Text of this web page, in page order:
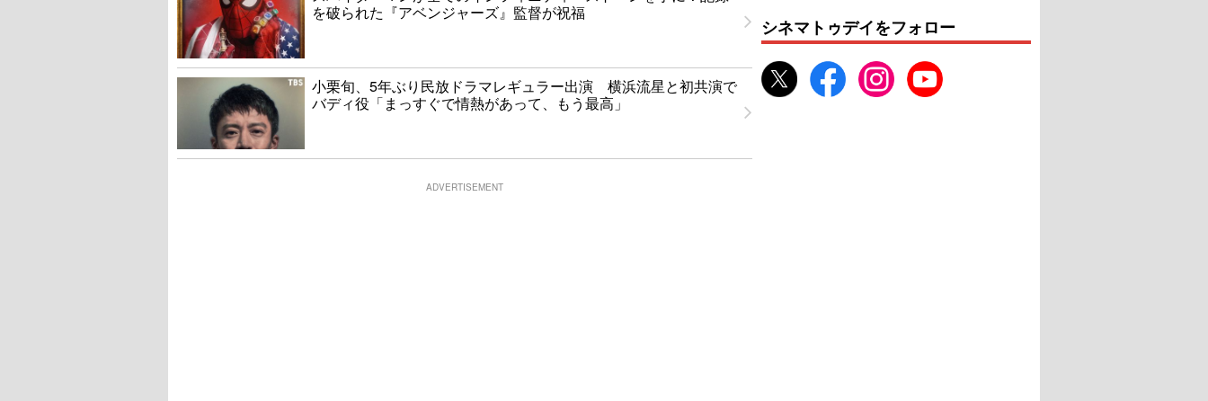
を破られた『アベンジャーズ』監督が祝福
小栗旬、5年ぶり民放ドラマレギュラー出演 横浜流星と初共演で
バディ役「まっすぐで情熱があって、もう最高」
ADVERTISEMENT
シネマトゥデイをフォロー